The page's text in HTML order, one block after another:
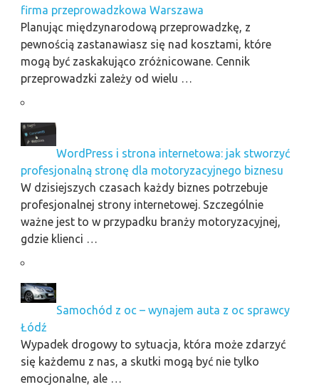
firma przeprowadzkowa Warszawa
Planując międzynarodową przeprowadzkę, z
pewnością zastanawiasz się nad kosztami, które
mogą być zaskakująco zróżnicowane. Cennik
przeprowadzki zależy od wielu …
WordPress i strona internetowa: jak stworzyć
profesjonalną stronę dla motoryzacyjnego biznesu
W dzisiejszych czasach każdy biznes potrzebuje
profesjonalnej strony internetowej. Szczególnie
ważne jest to w przypadku branży motoryzacyjnej,
gdzie klienci …
Samochód z oc – wynajem auta z oc sprawcy
Łódź
Wypadek drogowy to sytuacja, która może zdarzyć
się każdemu z nas, a skutki mogą być nie tylko
emocjonalne, ale …